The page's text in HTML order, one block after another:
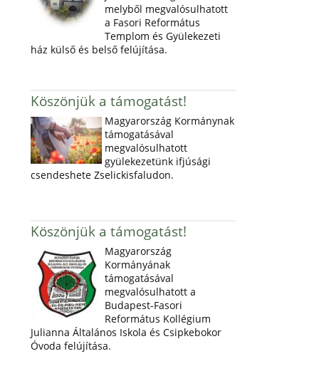
melyből megvalósulhatott
a Fasori Református
Templom és Gyülekezeti
ház külső és belső felújítása.
Köszönjük a támogatást!
Magyarország Kormánynak
támogatásával
megvalósulhatott
gyülekezetünk ifjúsági
csendeshete Zselickisfaludon.
Köszönjük a támogatást!
Magyarország
Kormányának
támogatásával
megvalósulhatott a
Budapest-Fasori
Református Kollégium
Julianna Általános Iskola és Csipkebokor
Óvoda felújítása.